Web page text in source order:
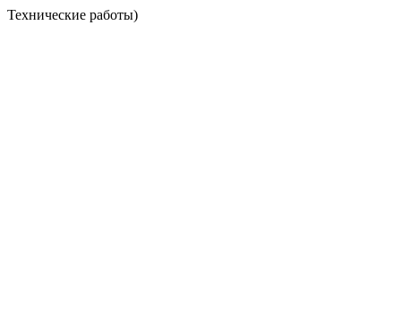
Технические работы)